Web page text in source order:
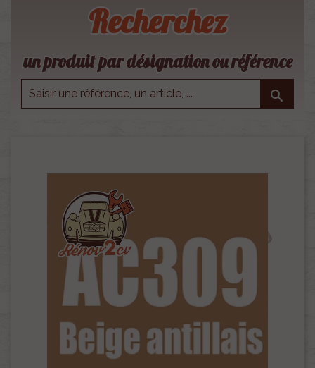
Recherchez
un produit par désignation ou référence
